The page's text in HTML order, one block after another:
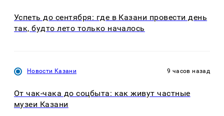
Успеть до сентября: где в Казани провести день
так, будто лето только началось
Новости Казани 9 часов назад
От чак-чака до соцбыта: как живут частные
музеи Казани